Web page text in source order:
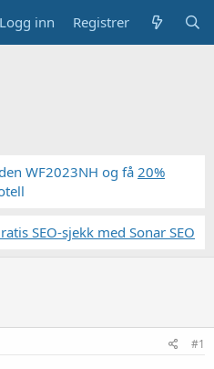
Logg inn Registrer
WF2023NH og få 20%
SEO-sjekk med Sonar SEO
#1